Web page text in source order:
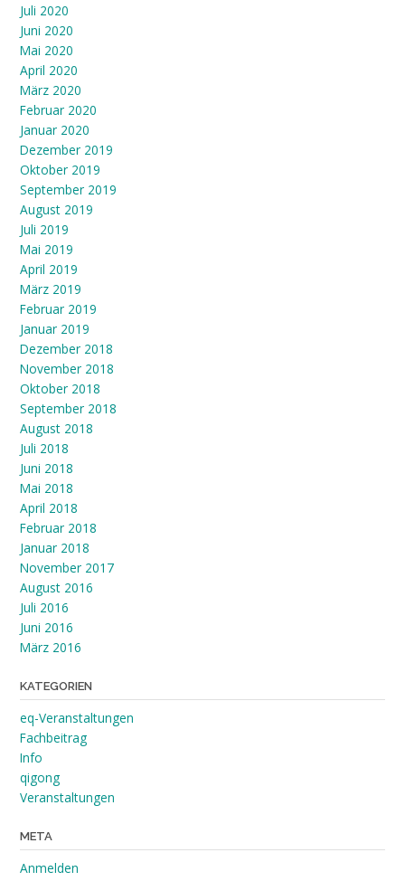
Juli 2020
Juni 2020
Mai 2020
April 2020
März 2020
Februar 2020
Januar 2020
Dezember 2019
Oktober 2019
September 2019
August 2019
Juli 2019
Mai 2019
April 2019
März 2019
Februar 2019
Januar 2019
Dezember 2018
November 2018
Oktober 2018
September 2018
August 2018
Juli 2018
Juni 2018
Mai 2018
April 2018
Februar 2018
Januar 2018
November 2017
August 2016
Juli 2016
Juni 2016
März 2016
KATEGORIEN
eq-Veranstaltungen
Fachbeitrag
Info
qigong
Veranstaltungen
META
Anmelden